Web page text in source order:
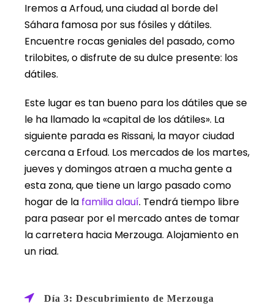
Iremos a Arfoud, una ciudad al borde del
Sáhara famosa por sus fósiles y dátiles.
Encuentre rocas geniales del pasado, como
trilobites, o disfrute de su dulce presente: los
dátiles.
Este lugar es tan bueno para los dátiles que se
le ha llamado la «capital de los dátiles». La
siguiente parada es Rissani, la mayor ciudad
cercana a Erfoud. Los mercados de los martes,
jueves y domingos atraen a mucha gente a
esta zona, que tiene un largo pasado como
hogar de la familia alauí. Tendrá tiempo libre
para pasear por el mercado antes de tomar
la carretera hacia Merzouga. Alojamiento en
un riad.
Día 3: Descubrimiento de Merzouga